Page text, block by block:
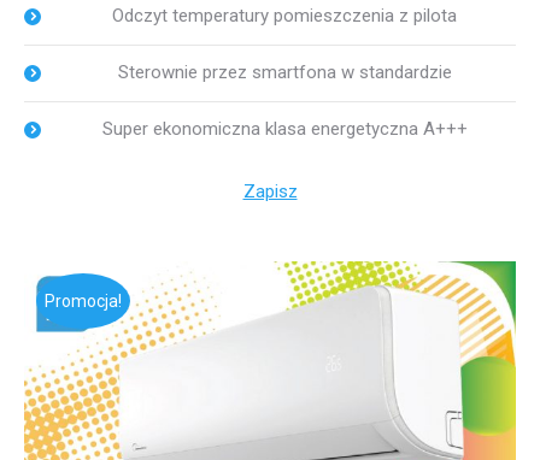
Odczyt temperatury pomieszczenia z pilota
Sterownie przez smartfona w standardzie
Super ekonomiczna klasa energetyczna A+++
Zapisz
Promocja!